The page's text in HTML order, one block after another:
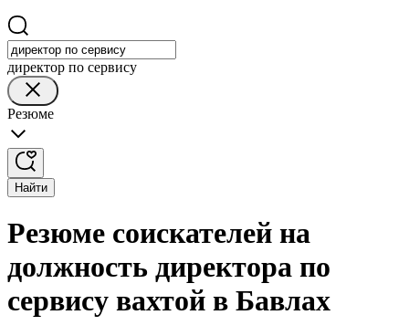
директор по сервису
Резюме
Найти
Резюме соискателей на
должность директора по
сервису вахтой в Бавлах